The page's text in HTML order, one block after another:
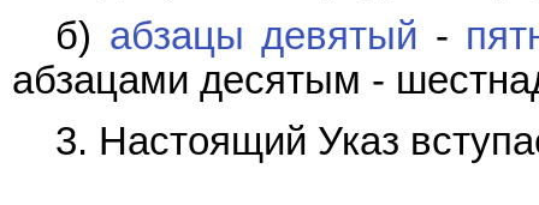
б) абзацы девятый -
абзацами десятым -
3. Настоящий Указ